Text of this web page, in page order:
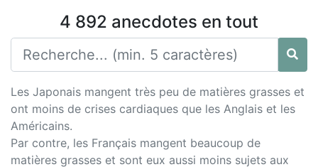
4 892 anecdotes en tout
Les Japonais mangent très peu de matières grasses et
ont moins de crises cardiaques que les Anglais et les
Américains.
Par contre, les Français mangent beaucoup de
matières grasses et sont eux aussi moins sujets aux